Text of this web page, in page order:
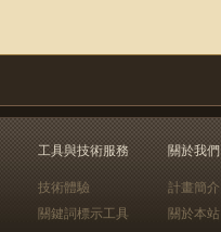
工具與技術服務
技術體驗
關鍵詞標示工具
關於我們
計畫簡介
關於本站